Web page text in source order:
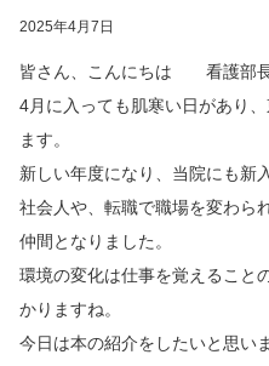
2025年4月7日
皆さん、こんにちは 看護部
4月に入っても肌寒い日があり
ます。
新しい年度になり、当院にも新
社会人や、転職で職場を変わら
仲間となりました。
環境の変化は仕事を覚えること
かりますね。
今日は本の紹介をしたいと思いま